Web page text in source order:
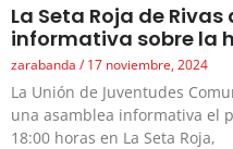
La Seta Roja de
informativa sobre la
zarabanda 17 noviembre, 2024
La Unión de Juventudes
una asamblea informativa el
18:00 horas en La Seta Roja,